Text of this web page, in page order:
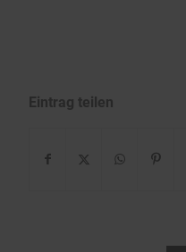
Eintrag teilen